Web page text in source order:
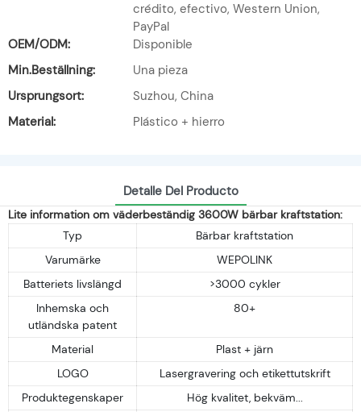
crédito, efectivo, Western Union,
PayPal
OEM/ODM:
Disponible
Min.Beställning:
Una pieza
Ursprungsort:
Suzhou, China
Material:
Plástico + hierro
Detalle Del Producto
Lite information om väderbeständig 3600W bärbar kraftstation:
Typ
Bärbar kraftstation
Varumärke
WEPOLINK
Batteriets livslängd
>3000 cykler
Inhemska och
utländska patent
80+
Material
Plast + järn
LOGO
Lasergravering och etikettutskrift
Produktegenskaper
Hög kvalitet, bekväm...